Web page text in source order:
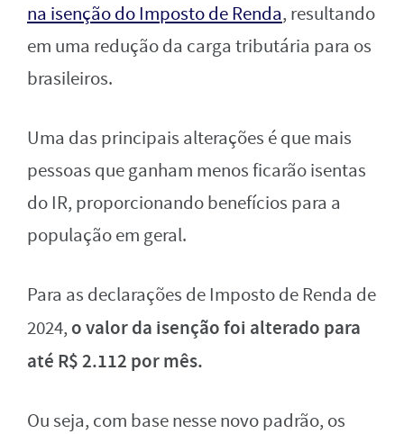
na isenção do Imposto de Renda, resultando
em uma redução da carga tributária para os
brasileiros.
Uma das principais alterações é que mais
pessoas que ganham menos ficarão isentas
do IR, proporcionando benefícios para a
população em geral.
Para as declarações de Imposto de Renda de
2024, o valor da isenção foi alterado para
até R$ 2.112 por mês.
Ou seja, com base nesse novo padrão, os